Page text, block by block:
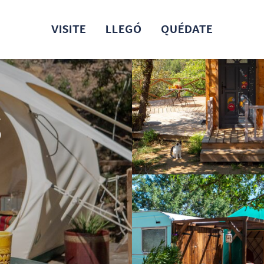
VISITE LLEGÓ QUÉDATE